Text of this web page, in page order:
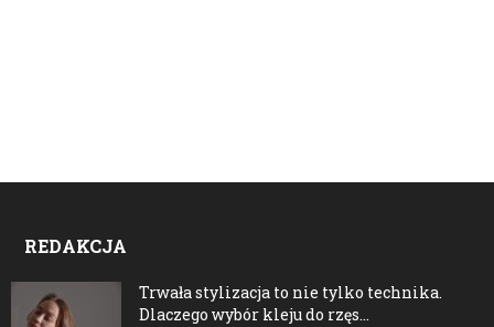
REDAKCJA
Trwała stylizacja to nie tylko technika.
Dlaczego wybór kleju do rzęs...